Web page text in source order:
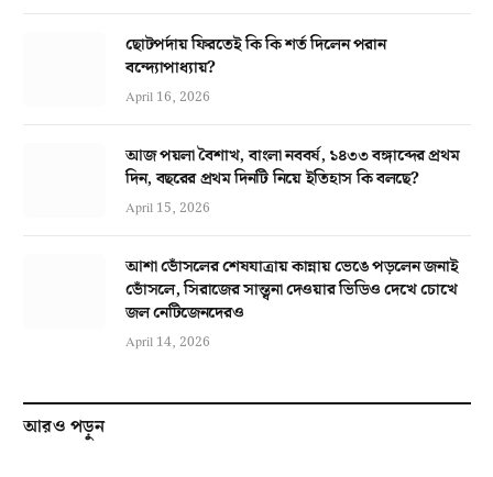
ছোটপর্দায় ফিরতেই কি কি শর্ত দিলেন পরান
বন্দ্যোপাধ্যায়?
April 16, 2026
আজ পয়লা বৈশাখ, বাংলা নববর্ষ, ১৪৩৩ বঙ্গাব্দের প্রথম
দিন, বছরের প্রথম দিনটি নিয়ে ইতিহাস কি বলছে?
April 15, 2026
আশা ভোঁসলের শেষযাত্রায় কান্নায় ভেঙে পড়লেন জনাই
ভোঁসলে, সিরাজের সান্ত্বনা দেওয়ার ভিডিও দেখে চোখে
জল নেটিজেনদেরও
April 14, 2026
আরও পড়ুন